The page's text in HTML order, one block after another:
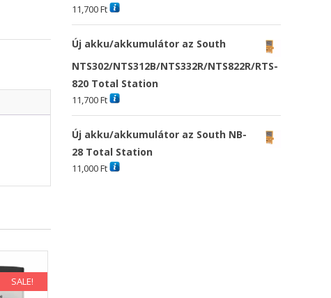
SALE!
11,700Ft
Új akku/akkumulátor az South
NTS302/NTS312B/NTS332R/NTS822R/RTS-
820 Total Station
11,700Ft
Új akku/akkumulátor az South NB-
28 Total Station
11,000Ft